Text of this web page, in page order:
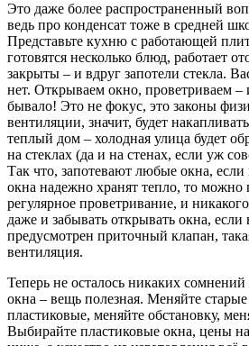
Это даже более распространенный
ведь про конденсат тоже в средней
Представьте кухню с работающей
готовятся несколько блюд, работает
закрыты – и вдруг запотели стекла.
нет. Открываем окно, проветриваем –
бывало! Это не фокус, это законы
вентиляции, значит, будет
теплый дом – холодная улица будет
на стеклах (да и на стенах, если уж
Так что, запотевают любые окна,
окна надежно хранят тепло, то можно
регулярное проветривание, и
даже и забывать открывать окна,
предусмотрен приточный клапан,
вентиляция.
Теперь не осталось никаких
окна – вещь полезная. Меняйте
пластиковые, меняйте обстановку,
Выбирайте пластиковые окна, цены